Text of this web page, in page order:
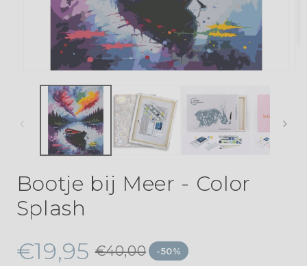
Bootje bij Meer - Color
Splash
€19,95 €40,00 -50%